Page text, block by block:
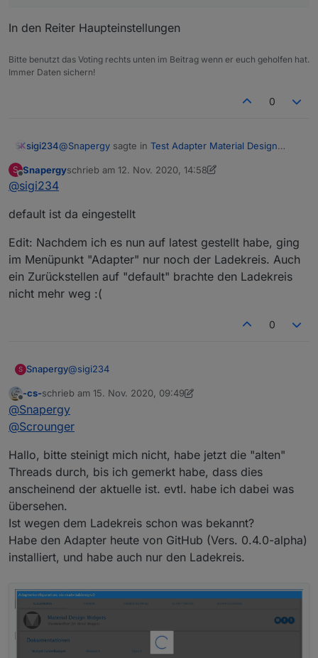
In den Reiter Haupteinstellungen
Bitte benutzt das Voting rechts unten im Beitrag wenn er euch geholfen hat.
Immer Daten sichern!
0
sigi234@Snapergy sagte in Test Adapter Material Design
sorry, kann dir nicht ganz folgen. Bin über den
Schrauenschlüssel auf den Reiter
Verwahrungsort gegangen
In den Reiter Haupteinstellungen
S
Offline
Snapergyschrieb am 12. Nov. 2020, 14:58
zuletzt editiert von Snapergy11. Dez. 2020, 16:26
@sigi234
default ist da eingestellt
Edit: Nachdem ich es nun auf latest gestellt habe, ging
im Menüpunkt "Adapter" nur noch der Ladekreis. Auch
ein Zurückstellen auf "default" brachte den Ladekreis
nicht mehr weg :(
0
S Snapergy@sigi234
default ist da eingestellt
Edit: Nachdem ich es nun auf latest gestellt habe,
Ladekreis. Auch ein Zurückstellen auf "default"
brachte den Ladekreis nicht mehr weg :(
Offline
-cs-schrieb am 15. Nov. 2020, 09:49
zuletzt editiert von -cs-
@Snapergy
@Scrounger
Hallo, bitte steinigt mich nicht, habe jetzt die "alten"
Threads durch, bis ich gemerkt habe, dass dies
anscheinend der aktuelle ist. evtl. habe ich dabei was
übersehen.
Ist wegen dem Ladekreis schon was bekannt?
Habe den Adapter heute von GitHub (Vers. 0.4.0-alpha)
installiert, und habe auch nur den Ladekreis.